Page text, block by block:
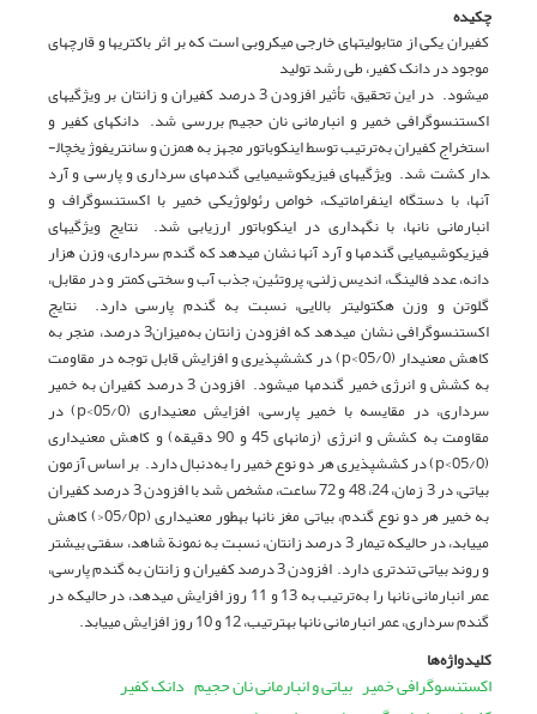
چکیده
کفیران یکی از متابولیت­های خارجی میکروبی است که بر اثر باکتری­ها و قارچ­های
موجود در دانک کفیر، طی رشد تولید
می­شود. در این تحقیق، تأثیر افزودن 3 درصد کفیران و زانتان بر ویژگی­های
اکستنسوگرافی خمیر و انبارمانی نان حجیم بررسی شد. دانک­های کفیر و
استخراج کفیران به‌ترتیب توسط اینکوباتور مجهز به همزن و سانتریفوژ یخچال­
دار کشت شد. ویژگی­های فیزیکوشیمیایی گندم­های سرداری و پارسی و آرد
آنها، با دستگاه اینفراماتیک، خواص رئولوژیکی خمیر با اکستنسوگراف و
انبارمانی نان­ها، با نگهداری در اینکوباتور ارزیابی شد. نتایج ویژگی­های
فیزیکوشیمیایی گندم­ها و آرد آنها نشان می­دهد که گندم سرداری، وزن هزار
دانه، عدد فالینگ، اندیس زلنی، پروتئین، جذب آب و سختی کمتر و در مقابل،
گلوتن و وزن هکتولیتر بالایی، نسبت به گندم پارسی دارد. نتایج
اکستنسوگرافی نشان می­دهد که افزودن زانتان به‌میزان3 درصد، منجر به
کاهش معنی­دار (05/0>p) در کشش­پذیری و افزایش قابل توجه در مقاومت
به کشش و انرژی خمیر گندم­ها می­شود. افزودن 3 درصد کفیران به خمیر
سرداری، در مقایسه با خمیر پارسی، افزایش معنی­داری (05/0>p) در
مقاومت به کشش و انرژی (زمان­های 45 و 90 دقیقه) و کاهش معنی­داری
(05/0>p) در کشش­پذیری هر دو نوع خمیر را به‌دنبال دارد. بر اساس آزمون
بیاتی، در 3 زمان، 24، 48 و 72 ساعت، مشخص شد با افزودن 3 درصد کفیران
به خمیر هر دو نوع گندم، بیاتی مغز نان­ها به­طور معنی­داری (05/0p<) کاهش
می­یابد، در حالی­که تیمار 3 درصد زانتان، نسبت به نمونة شاهد، سفتی بیشتر
و روند بیاتی تندتری دارد. افزودن 3 درصد کفیران و زانتان به گندم پارسی،
عمر انبارمانی نان­ها را به‌ترتیب به 13 و 11 روز افزایش می­دهد، در حالی­که در
گندم سرداری، عمر انبارمانی نان­ها به­ترتیب، 12 و 10 روز افزایش می­یابد.
کلیدواژه‌ها
اکستنسوگرافی خمیر بیاتی و انبارمانی نان حجیم دانک کفیر